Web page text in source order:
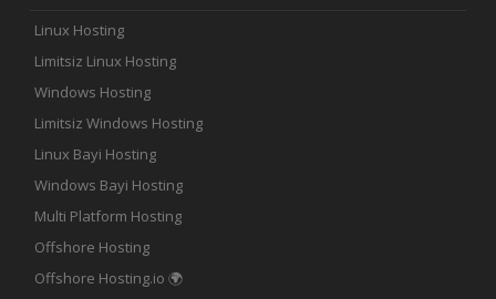
Linux Hosting
Limitsiz Linux Hosting
Windows Hosting
Limitsiz Windows Hosting
Linux Bayi Hosting
Windows Bayi Hosting
Multi Platform Hosting
Offshore Hosting
Offshore Hosting.io 🌍